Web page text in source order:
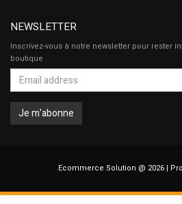
NEWSLETTER
Inscrivez-vous à notre newsletter pour rester
boutique
Ecommerce Solution @ 2026 |